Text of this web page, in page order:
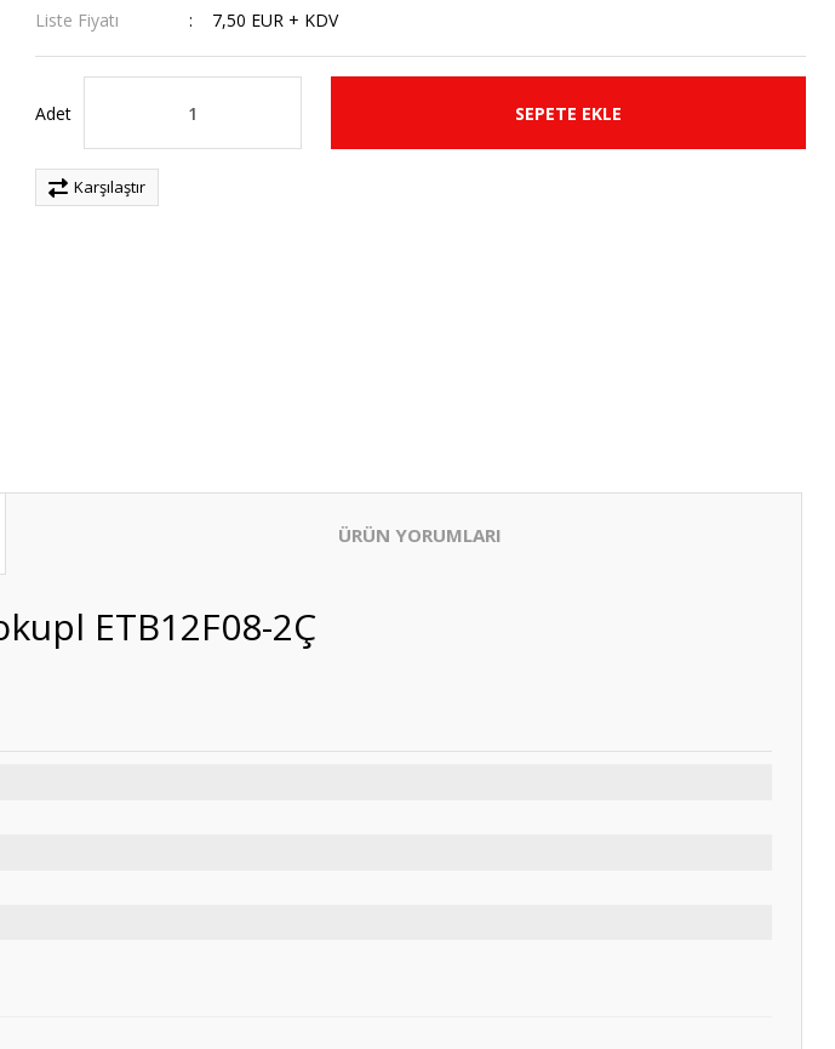
Liste Fiyatı
7,50 EUR + KDV
Adet SEPETE EKLE
Karşılaştır
ÜRÜN YORUMLARI
ETB12F08-2Ç